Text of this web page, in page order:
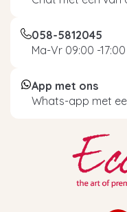
058-5812045
Ma-Vr 09:00 -17:00
App met ons
Whats-app met